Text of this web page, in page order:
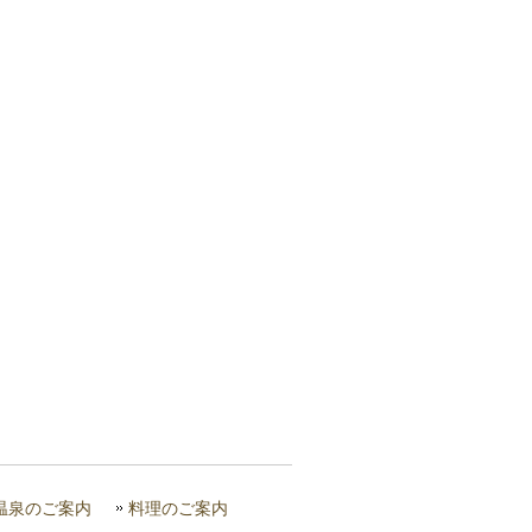
泉のご案内 料理のご案内